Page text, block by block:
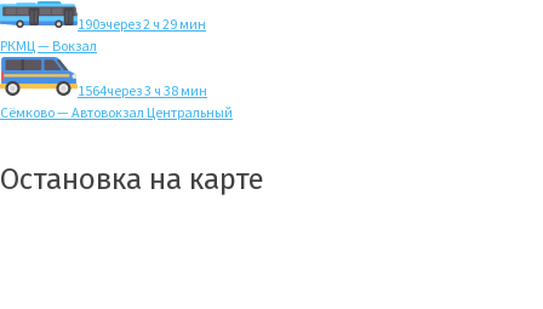
190эчерез 2 ч 29 мин
РКМЦ — Вокзал
1564через 3 ч 38 мин
Сёмково — Автовокзал Центральный
Остановка на карте